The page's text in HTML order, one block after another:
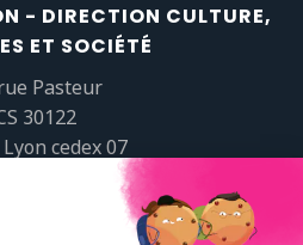
- DIRECTION CULTURE,
ET SOCIÉTÉ
Pasteur
30122
cedex 07
lyon.fr
37 37 82 01